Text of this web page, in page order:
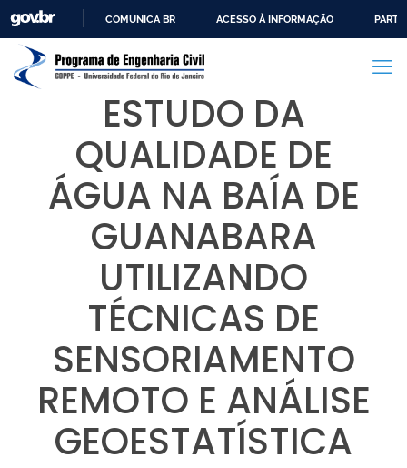
PARA
CONTEÚDO
COMUNICA BR ACESSO À INFORMAÇÃO
ESTUDO DA
QUALIDADE DE
ÁGUA NA BAÍA DE
GUANABARA
UTILIZANDO
TÉCNICAS DE
SENSORIAMENTO
REMOTO E ANÁLISE
GEOESTATÍSTICA